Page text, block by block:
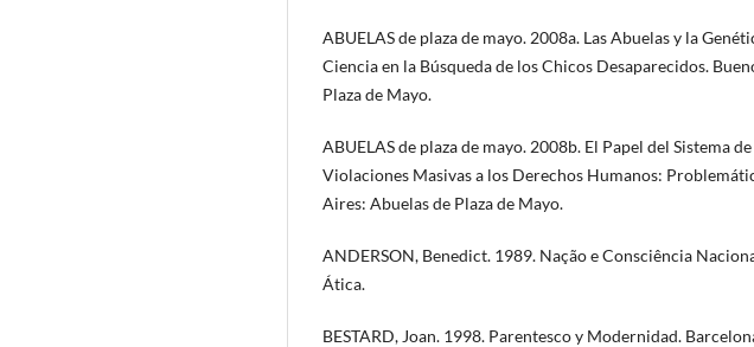
ABUELAS de plaza de mayo. 2008a. Las Abuelas y la
Ciencia en la Búsqueda de los Chicos Desaparecidos.
Plaza de Mayo.
ABUELAS de plaza de mayo. 2008b. El Papel del Sistema
Violaciones Masivas a los Derechos Humanos:
Aires: Abuelas de Plaza de Mayo.
ANDERSON, Benedict. 1989. Nação e Consciência
Ática.
BESTARD, Joan. 1998. Parentesco y Modernidad.